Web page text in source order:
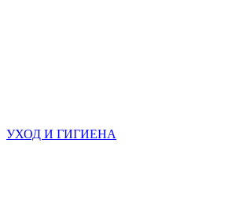
УХОД И ГИГИЕНА